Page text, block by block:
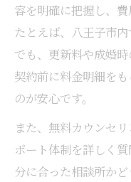
容を明確に把握し、費
たとえば、八王子市
でも、更新料や成婚時
契約前に料金明細を
のが安心です。
また、無料カウンセ
ポート体制を詳しく
分に合った相談所か